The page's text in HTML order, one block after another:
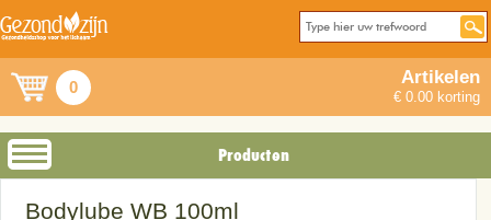
0 Artikelen
€ 0.00 korting
Producten
Bodylube WB 100ml